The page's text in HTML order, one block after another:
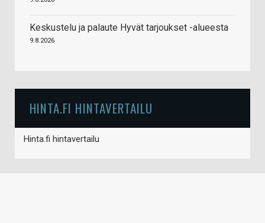
Keskustelu ja palaute Hyvät tarjoukset -alueesta
9.8.2026
HINTA.FI HINTAVERTAILU
Hinta.fi hintavertailu